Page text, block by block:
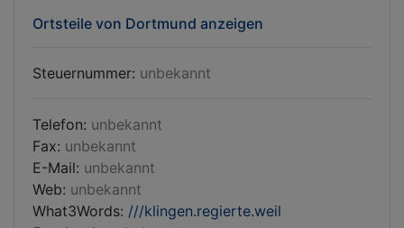
Ortsteile von Dortmund anzeigen
Steuernummer: unbekannt
Telefon: unbekannt
Fax: unbekannt
E-Mail: unbekannt
Web: unbekannt
What3Words: ///klingen.regierte.weil